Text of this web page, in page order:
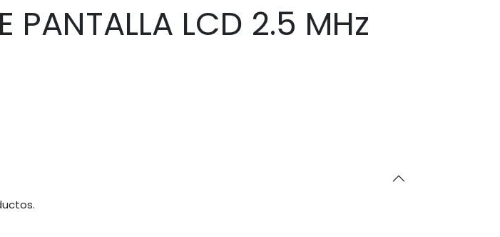
PANTALLA LCD 2.5 MHz